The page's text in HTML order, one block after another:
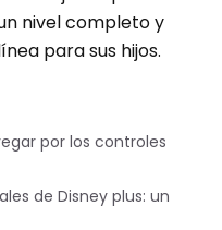
nivel completo y
para sus hijos.
por los controles
de Disney plus: un